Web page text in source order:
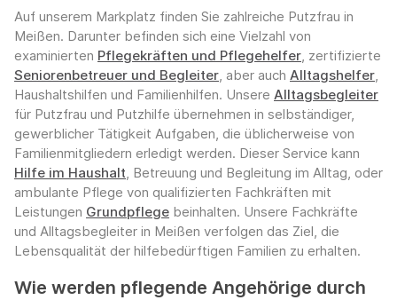
Auf unserem Markplatz finden Sie zahlreiche Putzfrau in
Meißen. Darunter befinden sich eine Vielzahl von
examinierten Pflegekräften und Pflegehelfer, zertifizierte
Seniorenbetreuer und Begleiter, aber auch Alltagshelfer,
Haushaltshilfen und Familienhilfen. Unsere Alltagsbegleiter
für Putzfrau und Putzhilfe übernehmen in selbständiger,
gewerblicher Tätigkeit Aufgaben, die üblicherweise von
Familienmitgliedern erledigt werden. Dieser Service kann
Hilfe im Haushalt, Betreuung und Begleitung im Alltag, oder
ambulante Pflege von qualifizierten Fachkräften mit
Leistungen Grundpflege beinhalten. Unsere Fachkräfte
und Alltagsbegleiter in Meißen verfolgen das Ziel, die
Lebensqualität der hilfebedürftigen Familien zu erhalten.
Wie werden pflegende Angehörige durch